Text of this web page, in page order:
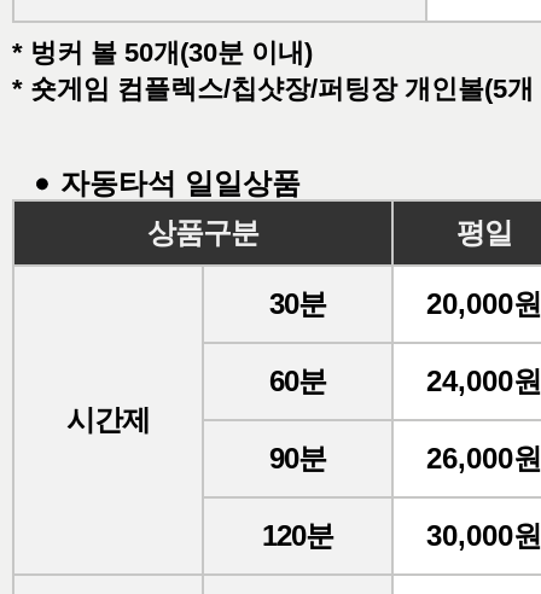
* 벙커 볼 50개(30분 이내)
* 숏게임 컴플렉스/칩샷장/퍼팅장 개인볼(5
자동타석 일일상품
상품구분
평일
시간제
30분 20,000원
60분 24,000원
90분 26,000원
120분 30,000원